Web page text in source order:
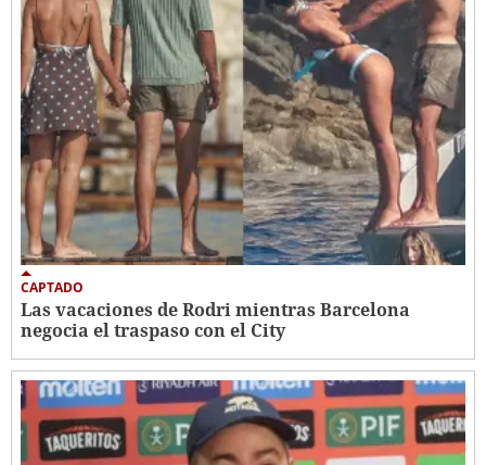
CAPTADO
Las vacaciones de Rodri mientras Barcelona
negocia el traspaso con el City